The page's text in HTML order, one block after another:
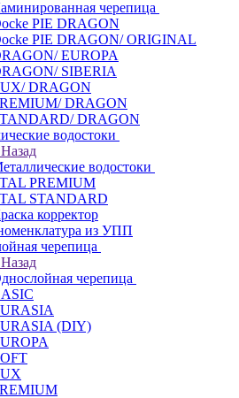
черепица
PIE DRAGON
PIE DRAGON/ ORIGINAL
EUROPA
SIBERIA
DRAGON
DRAGON
DRAGON
водостоки
Назад
водостоки
PREMIUM
STANDARD
корректор
из УПП
черепица
Назад
черепица
(DIY)